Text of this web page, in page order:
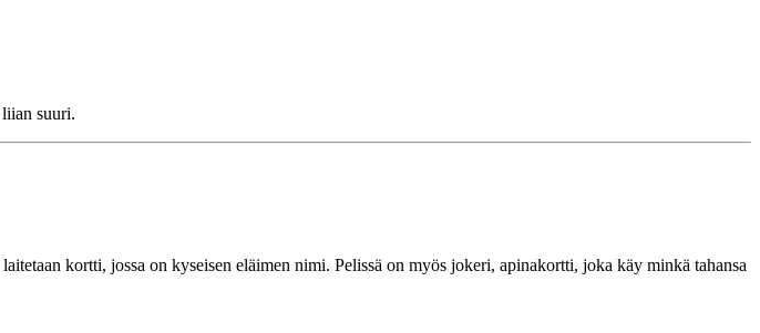
suuri.
kortti, jossa on kyseisen eläimen nimi. Pelissä on myös jokeri, apinakortti, joka käy minkä tahansa